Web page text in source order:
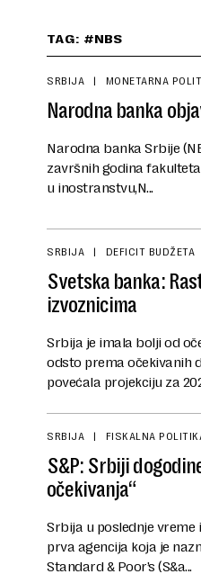
TAG: #NBS
SRBIJA MONETARNA
Narodna banka
Narodna banka Srbije
završnih godina
u inostranstvu,N...
SRBIJA DEFICIT BUDŽETA
Svetska banka:
izvoznicima
Srbija je imala bolji od
odsto prema očekivanih
povećala projekciju za
SRBIJA FISKALNA
S&P: Srbiji
očekivanja“
Srbija u poslednje
prva agencija koja je
Standard & Poor’s (S&a...